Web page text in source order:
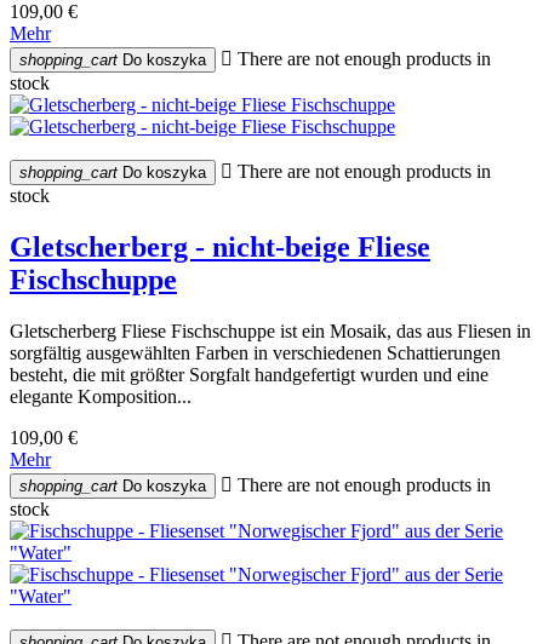
109,00 €
Mehr
shopping_cart Do koszyka  There are not enough products in
stock
shopping_cart Do koszyka  There are not enough products in
stock
Gletscherberg - nicht-beige Fliese
Fischschuppe
Gletscherberg Fliese Fischschuppe ist ein Mosaik, das aus Fliesen in
sorgfältig ausgewählten Farben in verschiedenen Schattierungen
besteht, die mit größter Sorgfalt handgefertigt wurden und eine
elegante Komposition...
109,00 €
Mehr
shopping_cart Do koszyka  There are not enough products in
stock